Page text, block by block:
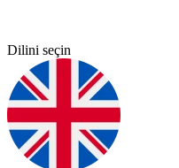
Dilini seçin